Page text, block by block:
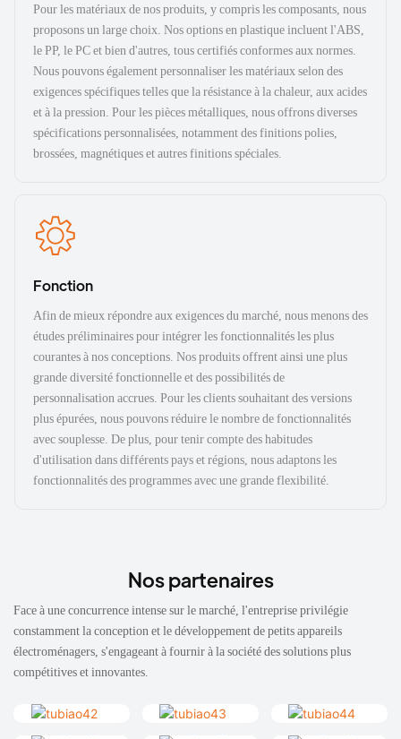
Pour les matériaux de nos produits, y compris les composants, nous
proposons un large choix. Nos options en plastique incluent l'ABS,
le PP, le PC et bien d'autres, tous certifiés conformes aux normes.
Nous pouvons également personnaliser les matériaux selon des
exigences spécifiques telles que la résistance à la chaleur, aux acides
et à la pression. Pour les pièces métalliques, nous offrons diverses
spécifications personnalisées, notamment des finitions polies,
brossées, magnétiques et autres finitions spéciales.
Fonction
Afin de mieux répondre aux exigences du marché, nous menons des
études préliminaires pour intégrer les fonctionnalités les plus
courantes à nos conceptions. Nos produits offrent ainsi une plus
grande diversité fonctionnelle et des possibilités de
personnalisation accrues. Pour les clients souhaitant des versions
plus épurées, nous pouvons réduire le nombre de fonctionnalités
avec souplesse. De plus, pour tenir compte des habitudes
d'utilisation dans différents pays et régions, nous adaptons les
fonctionnalités des programmes avec une grande flexibilité.
Nos partenaires
Face à une concurrence intense sur le marché, l'entreprise privilégie
constamment la conception et le développement de petits appareils
électroménagers, s'engageant à fournir à la société des solutions plus
compétitives et innovantes.